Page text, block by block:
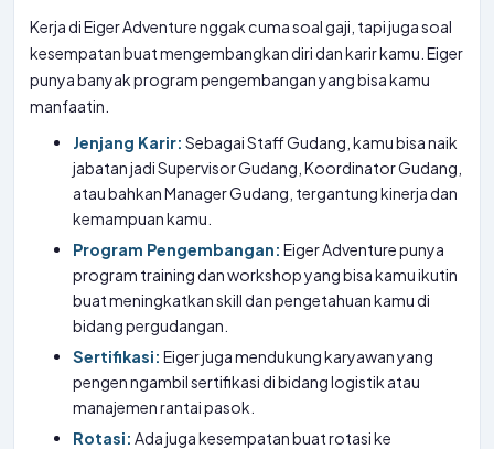
Kerja di Eiger Adventure nggak cuma soal gaji, tapi juga soal
kesempatan buat mengembangkan diri dan karir kamu. Eiger
punya banyak program pengembangan yang bisa kamu
manfaatin.
Jenjang Karir: Sebagai Staff Gudang, kamu bisa naik
jabatan jadi Supervisor Gudang, Koordinator Gudang,
atau bahkan Manager Gudang, tergantung kinerja dan
kemampuan kamu.
Program Pengembangan: Eiger Adventure punya
program training dan workshop yang bisa kamu ikutin
buat meningkatkan skill dan pengetahuan kamu di
bidang pergudangan.
Sertifikasi: Eiger juga mendukung karyawan yang
pengen ngambil sertifikasi di bidang logistik atau
manajemen rantai pasok.
Rotasi: Ada juga kesempatan buat rotasi ke